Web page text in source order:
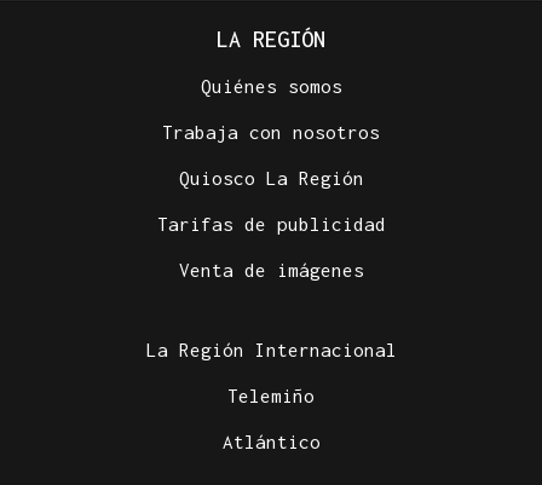
LA REGIÓN
Quiénes somos
Trabaja con nosotros
Quiosco La Región
Tarifas de publicidad
Venta de imágenes
La Región Internacional
Telemiño
Atlántico